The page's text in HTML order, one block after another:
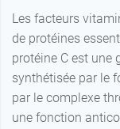
Les facteurs
de protéines
protéine C est une
synthétisée par le
par le complexe
une fonction